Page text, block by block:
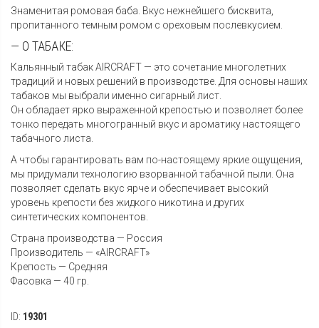
Знаменитая ромовая баба. Вкус нежнейшего бисквита,
пропитанного темным ромом с ореховым послевкусием.
— О ТАБАКЕ:
Кальянный табак AIRCRAFT — это сочетание многолетних
традиций и новых решений в производстве. Для основы наших
табаков мы выбрали именно сигарный лист.
Он обладает ярко выраженной крепостью и позволяет более
тонко передать многогранный вкус и ароматику настоящего
табачного листа.
А чтобы гарантировать вам по-настоящему яркие ощущения,
мы придумали технологию взорванной табачной пыли. Она
позволяет сделать вкус ярче и обеспечивает высокий
уровень крепости без жидкого никотина и других
синтетических компонентов.
Страна производства — Россия
Производитель — «AIRCRAFT»
Крепость — Средняя
Фасовка — 40 гр.
ID: 19301